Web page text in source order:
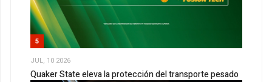
5
JUL, 10 2026
Quaker State eleva la protección del transporte pesado